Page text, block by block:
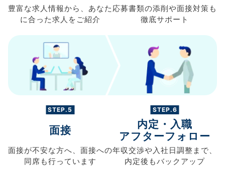
豊富な求人情報から、 あなた
に合った求人を ご紹介
応募書類の添削や面接対策も
徹底サポート
STEP.5
面接
面接が不安な方へ、 面接への
同席も行っています
STEP.6
内定・入職
アフターフォロー
年収交渉や入社日調整まで、
内定後もバックアップ